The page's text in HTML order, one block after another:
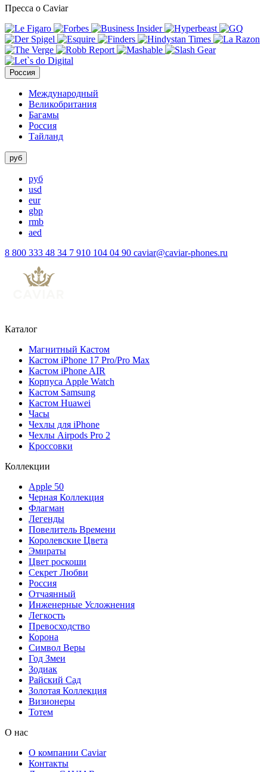
Пресса о Caviar
Россия
Международный
Великобритания
Багамы
Россия
Тайланд
руб
руб
usd
eur
gbp
rmb
aed
8 800 333 48 34 7 910 104 04 90 caviar@caviar-phones.ru
Каталог
Магнитный Кастом
Кастом iPhone 17 Pro/Pro Max
Кастом iPhone AIR
Корпуса Apple Watch
Кастом Samsung
Кастом Huawei
Часы
Чехлы для iPhone
Чехлы Airpods Pro 2
Кроссовки
Коллекции
Apple 50
Черная Коллекция
Флагман
Легенды
Повелитель Времени
Королевские Цвета
Эмираты
Цвет роскоши
Секрет Любви
Россия
Отчаянный
Инженерные Усложнения
Легкость
Превосходство
Корона
Символ Веры
Год Змеи
Зодиак
Райский Сад
Золотая Коллекция
Визионеры
Тотем
О нас
О компании Caviar
Контакты